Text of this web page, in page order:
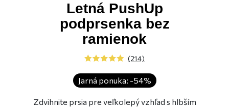
Letná PushUp
podprsenka bez
ramienok
(214)
Jarná ponuka: -54%
Zdvihnite prsia pre veľkolepý vzhľad s hlbším